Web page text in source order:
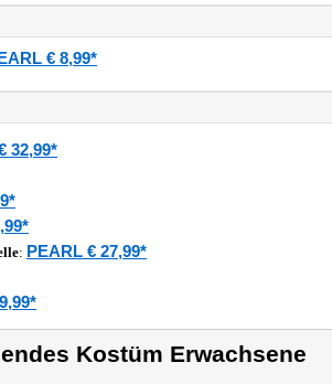
€ 8,99*
32,99*
: PEARL € 27,99*
Kostüm Erwachsene